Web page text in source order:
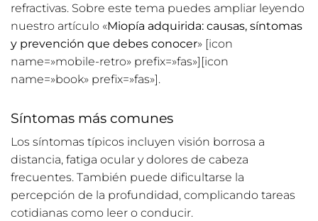
refractivas. Sobre este tema puedes ampliar leyendo
nuestro artículo «Miopía adquirida: causas, síntomas
y prevención que debes conocer» [icon
name=»mobile-retro» prefix=»fas»][icon
name=»book» prefix=»fas»].
Síntomas más comunes
Los síntomas típicos incluyen visión borrosa a
distancia, fatiga ocular y dolores de cabeza
frecuentes. También puede dificultarse la
percepción de la profundidad, complicando tareas
cotidianas como leer o conducir.